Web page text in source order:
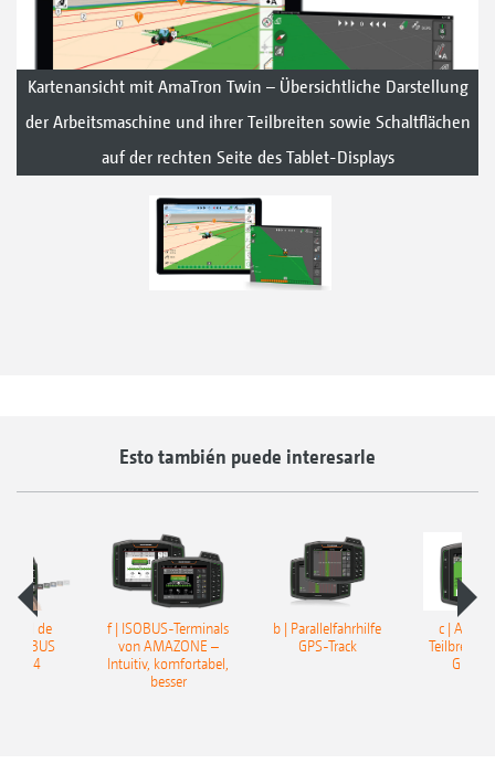
Kartenansicht mit AmaTron Twin – Übersichtliche Darstellung
der Arbeitsmaschine und ihrer Teilbreiten sowie Schaltflächen
auf der rechten Seite des Tablet-Displays
Esto también puede interesarle
de
ISOBUS
4
f | ISOBUS-Terminals
von AMAZONE –
Intuitiv, komfortabel,
besser
b | Parallelfahrhilfe
GPS-Track
c |
GPS-